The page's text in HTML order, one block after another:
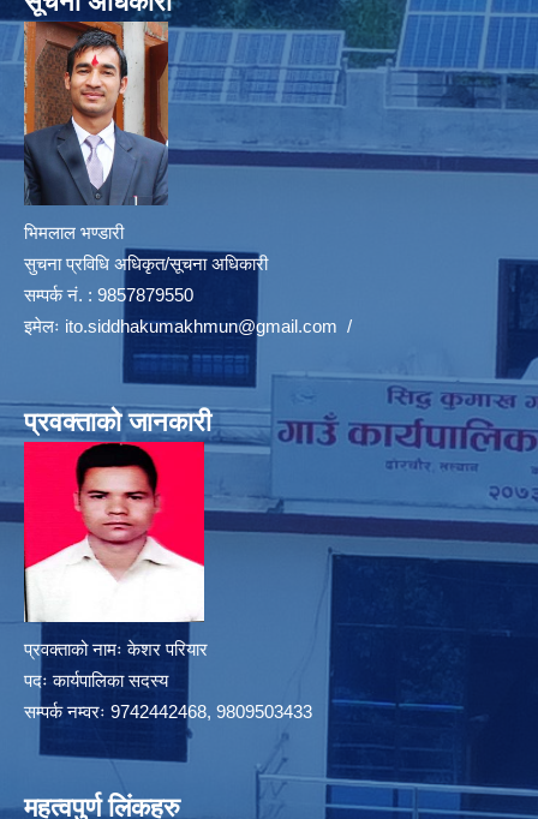
भिमलाल भण्डारी
सुचना प्रविधि अधिकृत/सूचना अधिकारी
सम्पर्क नं. : 9857879550
इमेलः ito.siddhakumakhmun@gmail.com /
प्रवक्ताको जानकारी
प्रवक्ताको नामः केशर परियार
पदः कार्यपालिका सदस्य
सम्पर्क नम्वरः 9742442468, 9809503433
महत्वपुर्ण लिंकहरु